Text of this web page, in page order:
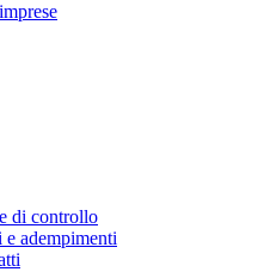
di controllo
adempimenti